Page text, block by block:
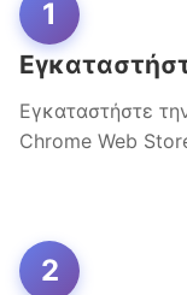
1
Εγκαταστήστε
Chrome Web
2